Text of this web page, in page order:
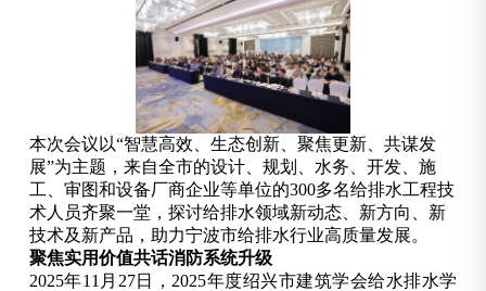
本次会议以“智慧高效、生态创新、聚焦更新、共谋发
展”为主题，来自全市的设计、规划、水务、开发、施
工、审图和设备厂商企业等单位的300多名给排水工程技
术人员齐聚一堂，探讨给排水领域新动态、新方向、新
技术及新产品，助力宁波市给排水行业高质量发展。
聚焦实用价值共话消防系统升级
2025年11月27日，2025年度绍兴市建筑学会给水排水学